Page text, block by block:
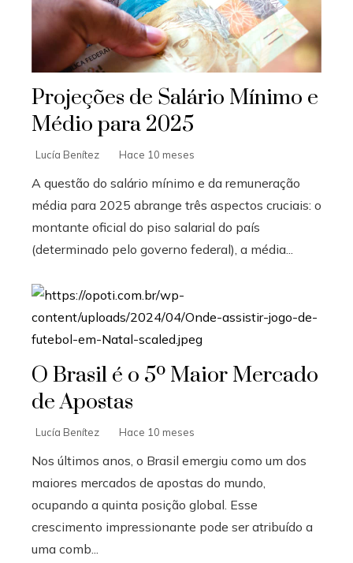
Projeções de Salário Mínimo e
Médio para 2025
Lucía Benítez Hace 10 meses
A questão do salário mínimo e da remuneração
média para 2025 abrange três aspectos cruciais: o
montante oficial do piso salarial do país
(determinado pelo governo federal), a média...
O Brasil é o 5º Maior Mercado
de Apostas
Lucía Benítez Hace 10 meses
Nos últimos anos, o Brasil emergiu como um dos
maiores mercados de apostas do mundo,
ocupando a quinta posição global. Esse
crescimento impressionante pode ser atribuído a
uma comb...